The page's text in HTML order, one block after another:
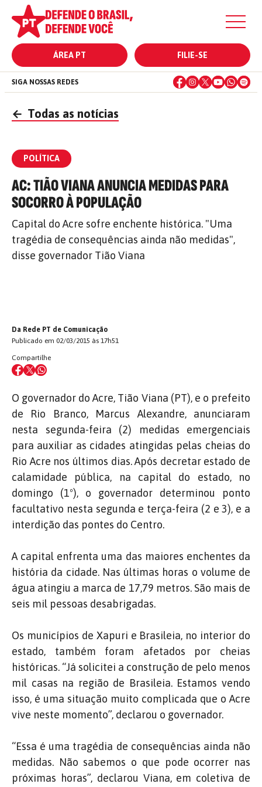
ÁREA PT FILIE-SE
SIGA NOSSAS REDES
← Todas as notícias
POLÍTICA
AC: TIÃO VIANA ANUNCIA MEDIDAS PARA
SOCORRO À POPULAÇÃO
Capital do Acre sofre enchente histórica. "Uma
tragédia de consequências ainda não medidas",
disse governador Tião Viana
Da Rede PT de Comunicação
Publicado em 02/03/2015 às 17h51
Compartilhe
O governador do Acre, Tião Viana (PT), e o prefeito
de Rio Branco, Marcus Alexandre, anunciaram
nesta segunda-feira (2) medidas emergenciais
para auxiliar as cidades atingidas pelas cheias do
Rio Acre nos últimos dias. Após decretar estado de
calamidade pública, na capital do estado, no
domingo (1º), o governador determinou ponto
facultativo nesta segunda e terça-feira (2 e 3), e a
interdição das pontes do Centro.
A capital enfrenta uma das maiores enchentes da
história da cidade. Nas últimas horas o volume de
água atingiu a marca de 17,79 metros. São mais de
seis mil pessoas desabrigadas.
Os municípios de Xapuri e Brasileia, no interior do
estado, também foram afetados por cheias
históricas. “Já solicitei a construção de pelo menos
mil casas na região de Brasileia. Estamos vendo
isso, é uma situação muito complicada que o Acre
vive neste momento”, declarou o governador.
“Essa é uma tragédia de consequências ainda não
medidas. Não sabemos o que pode ocorrer nas
próximas horas”, declarou Viana, em coletiva de